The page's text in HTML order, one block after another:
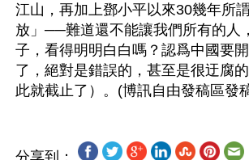
江山，再加上鄧小平以來30幾年所
放」──難道還不能讓我們所有的人
子，看得明明白白嗎？認爲中國要
了，絕對是錯誤的，甚至是很迂腐
分享到：